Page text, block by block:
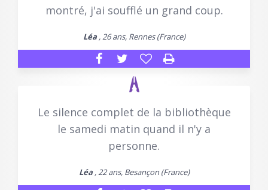
montré, j'ai soufflé un grand coup.
Léa, 26 ans, Rennes (France)
Le silence complet de la bibliothèque
le samedi matin quand il n'y a
personne.
Léa, 22 ans, Besançon (France)